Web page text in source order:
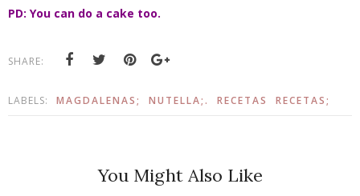
PD: You can do a cake too.
SHARE:
LABELS: MAGDALENAS; NUTELLA;. RECETAS RECETAS;
You Might Also Like